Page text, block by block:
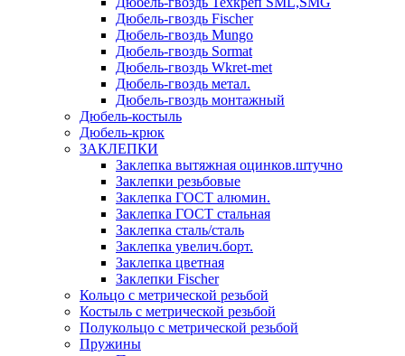
Дюбель-гвоздь Fischer
Дюбель-гвоздь Mungo
Дюбель-гвоздь Sormat
Дюбель-гвоздь Wkret-met
Дюбель-гвоздь метал.
Дюбель-гвоздь монтажный
Дюбель-костыль
Дюбель-крюк
ЗАКЛЕПКИ
Заклепка вытяжная оцинков.штучно
Заклепки резьбовые
Заклепка ГОСТ алюмин.
Заклепка ГОСТ стальная
Заклепка сталь/сталь
Заклепка увелич.борт.
Заклепка цветная
Заклепки Fischer
Кольцо с метрической резьбой
Костыль с метрической резьбой
Полукольцо с метрической резьбой
Пружины